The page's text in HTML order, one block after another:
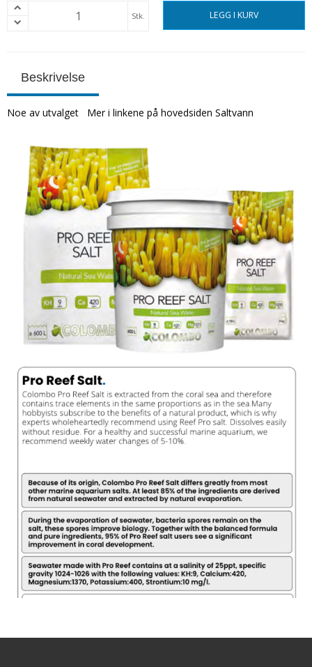
Stk. LEGG I KURV
Beskrivelse
Noe av utvalget Mer i linkene på hovedsiden Saltvann